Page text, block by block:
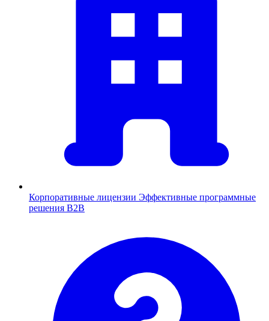
Корпоративные лицензии Эффективные программные
решения B2B